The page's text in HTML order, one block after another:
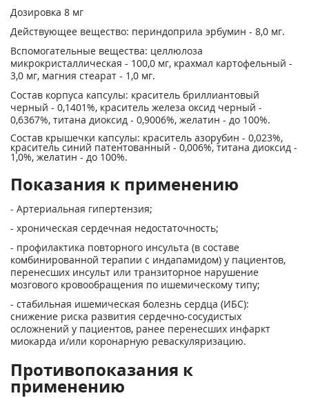
Дозировка 8 мг
Действующее вещество: периндоприла эрбумин - 8,0 мг.
Вспомогательные вещества: целлюлоза
микрокристаллическая - 100,0 мг, крахмал картофельный -
3,0 мг, магния стеарат - 1,0 мг.
Состав корпуса капсулы: краситель бриллиантовый
черный - 0,1401%, краситель железа оксид черный -
0,6367%, титана диоксид - 0,9006%, желатин - до 100%.
Состав крышечки капсулы: краситель азорубин - 0,023%,
краситель синий патентованный - 0,006%, титана диоксид -
1,0%, желатин - до 100%.
Показания к применению
- Артериальная гипертензия;
- хроническая сердечная недостаточность;
- профилактика повторного инсульта (в составе
комбинированной терапии с индапамидом) у пациентов,
перенесших инсульт или транзиторное нарушение
мозгового кровообращения по ишемическому типу;
- стабильная ишемическая болезнь сердца (ИБС):
снижение риска развития сердечно-сосудистых
осложнений у пациентов, ранее перенесших инфаркт
миокарда и/или коронарную реваскуляризацию.
Противопоказания к
применению